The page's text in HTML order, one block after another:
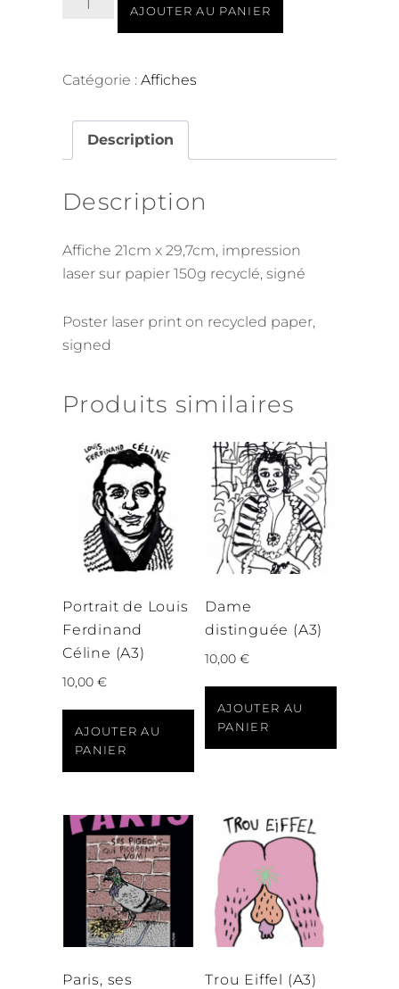
AJOUTER AU PANIER
Catégorie : Affiches
Description
Description
Affiche 21cm x 29,7cm, impression
laser sur papier 150g recyclé, signé
Poster laser print on recycled paper,
signed
Produits similaires
Portrait de Louis
Ferdinand
Céline (A3)
10,00 €
AJOUTER AU
PANIER
Dame
distinguée (A3)
10,00€
AJOUTER AU
PANIER
Paris, ses
Trou Eiffel (A3)